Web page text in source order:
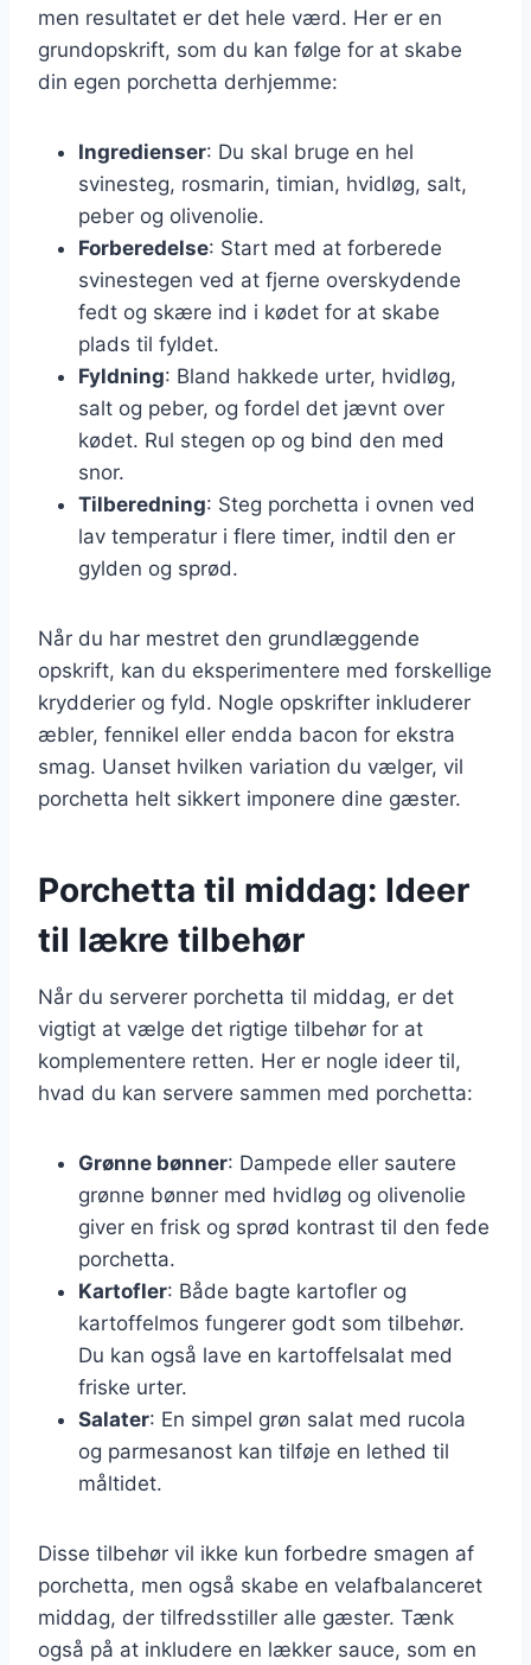
men resultatet er det hele værd. Her er en
grundopskrift, som du kan følge for at skabe
din egen porchetta derhjemme:
Ingredienser: Du skal bruge en hel
svinesteg, rosmarin, timian, hvidløg, salt,
peber og olivenolie.
Forberedelse: Start med at forberede
svinestegen ved at fjerne overskydende
fedt og skære ind i kødet for at skabe
plads til fyldet.
Fyldning: Bland hakkede urter, hvidløg,
salt og peber, og fordel det jævnt over
kødet. Rul stegen op og bind den med
snor.
Tilberedning: Steg porchetta i ovnen ved
lav temperatur i flere timer, indtil den er
gylden og sprød.
Når du har mestret den grundlæggende
opskrift, kan du eksperimentere med forskellige
krydderier og fyld. Nogle opskrifter inkluderer
æbler, fennikel eller endda bacon for ekstra
smag. Uanset hvilken variation du vælger, vil
porchetta helt sikkert imponere dine gæster.
Porchetta til middag: Ideer
til lækre tilbehør
Når du serverer porchetta til middag, er det
vigtigt at vælge det rigtige tilbehør for at
komplementere retten. Her er nogle ideer til,
hvad du kan servere sammen med porchetta:
Grønne bønner: Dampede eller sautere
grønne bønner med hvidløg og olivenolie
giver en frisk og sprød kontrast til den fede
porchetta.
Kartofler: Både bagte kartofler og
kartoffelmos fungerer godt som tilbehør.
Du kan også lave en kartoffelsalat med
friske urter.
Salater: En simpel grøn salat med rucola
og parmesanost kan tilføje en lethed til
måltidet.
Disse tilbehør vil ikke kun forbedre smagen af
porchetta, men også skabe en velafbalanceret
middag, der tilfredsstiller alle gæster. Tænk
også på at inkludere en lækker sauce, som en